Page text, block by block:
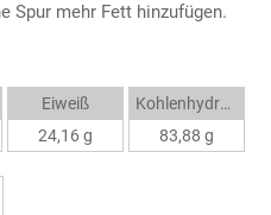
Spur mehr Fett hinzufügen.
Eiweiß
24,16 g
Kohlenhydrate
83,88 g